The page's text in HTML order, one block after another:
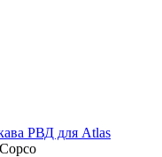
РВД для Atlas